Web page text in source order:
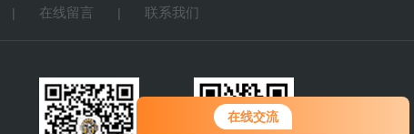
在线交流
您好！欢迎前来咨询，很高兴为您
服务，请问您要咨询什么问题呢？
| 在线留言 | 联系我们